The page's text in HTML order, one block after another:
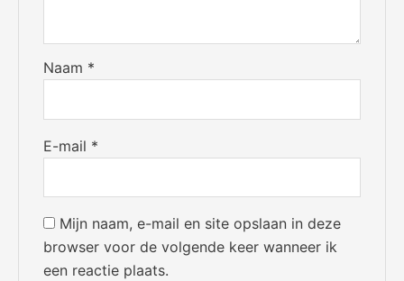
Naam *
E-mail *
Mijn naam, e-mail en site opslaan in deze
browser voor de volgende keer wanneer ik
een reactie plaats.